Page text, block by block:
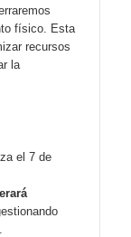
físico. Esta
recursos
la
el 7 de